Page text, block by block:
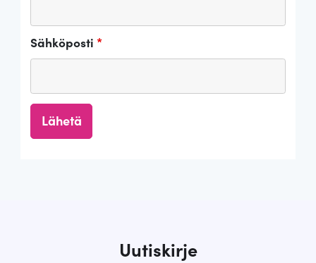
Sähköposti *
Uutiskirje